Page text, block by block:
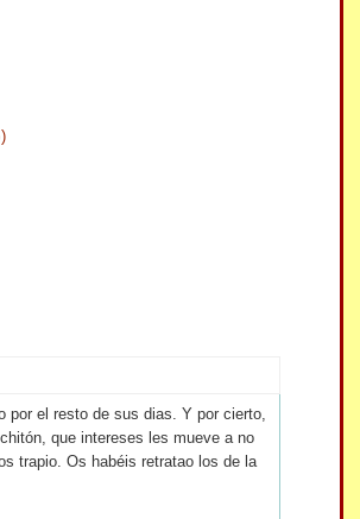
por el resto de sus dias. Y por cierto,
que intereses les mueve a no
trapio. Os habéis retratao los de la